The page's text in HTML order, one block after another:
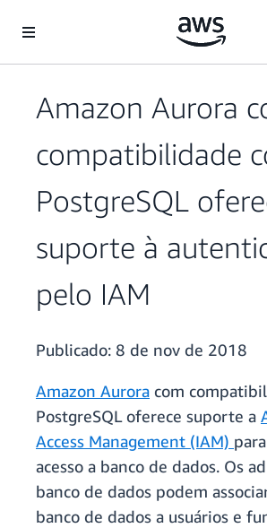
Pular para o conteúdo principal
Amazon Aurora
compatibilidade
PostgreSQL
suporte à
pelo IAM
Publicado: 8 de nov de 2018
Amazon Aurora com
PostgreSQL oferece suporte a
Access Management (IAM)
acesso a banco de dados. Os
banco de dados podem
banco de dados a usuários e